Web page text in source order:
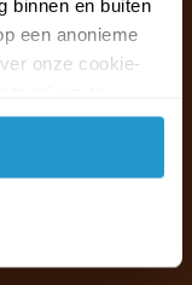
binnen en buiten
een anonieme
onze cookie-